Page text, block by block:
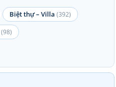
Biệt thự – Villa (392)
(98)